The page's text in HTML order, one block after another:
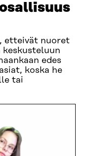
etteivät nuoret
edes
koska he
tai